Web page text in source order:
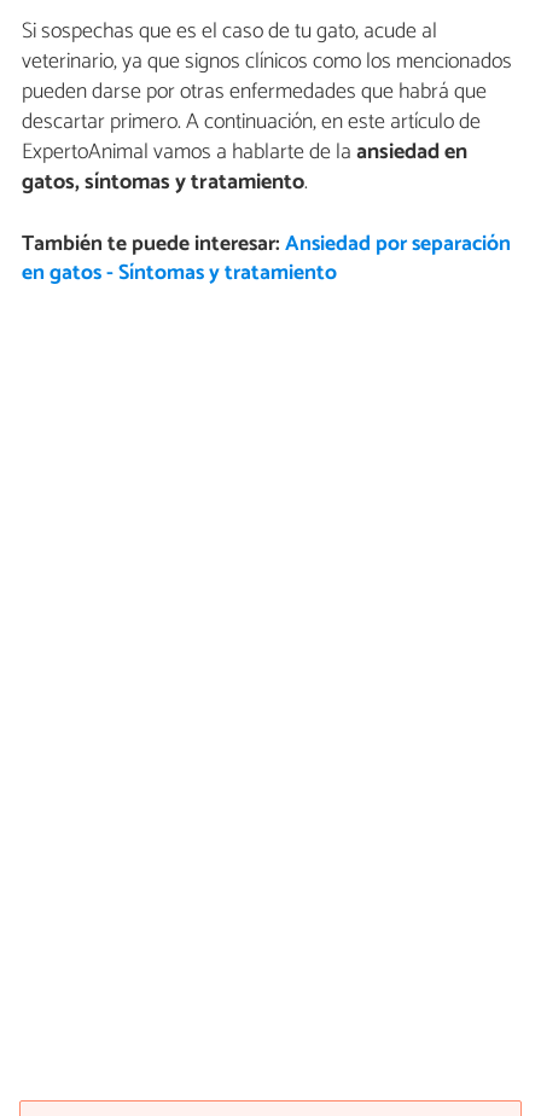
Si sospechas que es el caso de tu gato, acude al
veterinario, ya que signos clínicos como los mencionados
pueden darse por otras enfermedades que habrá que
descartar primero. A continuación, en este artículo de
ExpertoAnimal vamos a hablarte de laansiedad en
gatos, síntomas y tratamiento.
También te puede interesar:Ansiedad por separación
en gatos - Síntomas y tratamiento